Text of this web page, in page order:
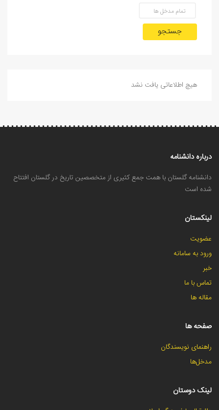
جستجو
هیچ اطلاعاتی یافت نشد
درباره دانشنامه
دانشنامه گلستان با همت جمع کثیری از متخصصین تاریخ در گلستان افتتاح
شده است
لینکستان
عضویت
ورود به سامانه
خبر
تماس با ما
مقاله ها
صفحه ها
راهنمای نویسندگان
مدخل‌ها
لینک دوستان